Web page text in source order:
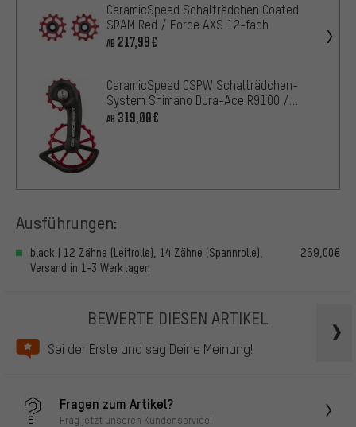
CeramicSpeed Schalträdchen Coated
SRAM Red / Force AXS 12-fach
AB 217,99€
CeramicSpeed OSPW Schalträdchen-
System Shimano Dura-Ace R9100 /
Ultegra R8000-SS
AB 319,00€
Ausführungen:
black | 12 Zähne (Leitrolle), 14 Zähne (Spannrolle),
Versand in 1-3 Werktagen
269,00€
BEWERTE DIESEN ARTIKEL
Sei der Erste und sag Deine Meinung!
Fragen zum Artikel?
Frag jetzt unseren Kundenservice!